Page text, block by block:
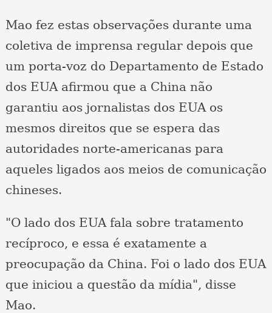
Mao fez estas observações durante uma
coletiva de imprensa regular depois que
um porta-voz do Departamento de Estado
dos EUA afirmou que a China não
garantiu aos jornalistas dos EUA os
mesmos direitos que se espera das
autoridades norte-americanas para
aqueles ligados aos meios de comunicação
chineses.
"O lado dos EUA fala sobre tratamento
recíproco, e essa é exatamente a
preocupação da China. Foi o lado dos EUA
que iniciou a questão da mídia", disse
Mao.